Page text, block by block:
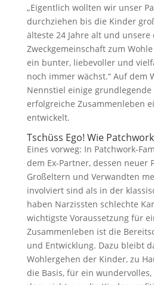
„Eigentlich wollten wir unser
durchziehen bis die Kinder
älteste 24 Jahre alt und unsere
Zweckgemeinschaft zum
ein bunter, liebevoller und
noch immer wächst.“ Auf dem
Nennstiel einige
erfolgreiche Zusammenleben
entwickelt.
Tschüss Ego! Wie
Eines vorweg: In Patchwork-
dem Ex-Partner, dessen neuer
Großeltern und Verwandten
involviert sind als in der
haben Narzissten schlechte
wichtigste Voraussetzung für
Zusammenleben ist die
und Entwicklung. Dazu bleibt
Wohlergehen der Kinder, zu
die Basis, für ein